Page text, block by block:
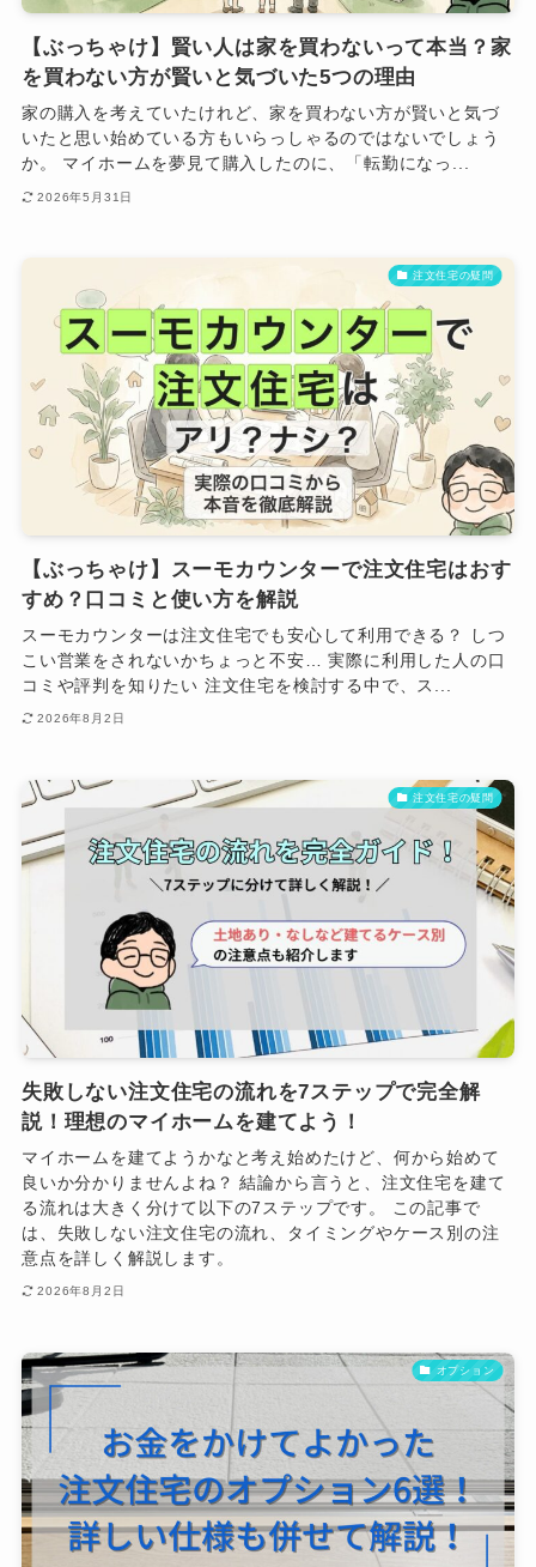
【ぶっちゃけ】賢い人は家を買わないって本当？家
を買わない方が賢いと気づいた5つの理由
家の購入を考えていたけれど、家を買わない方が賢いと気づ
いたと思い始めている方もいらっしゃるのではないでしょう
か。 マイホームを夢見て購入したのに、「転勤になっ...
2026年5月31日
注文住宅の疑問
【ぶっちゃけ】スーモカウンターで注文住宅はおす
すめ？口コミと使い方を解説
スーモカウンターは注文住宅でも安心して利用できる？ しつ
こい営業をされないかちょっと不安… 実際に利用した人の口
コミや評判を知りたい 注文住宅を検討する中で、ス...
2026年8月2日
注文住宅の疑問
失敗しない注文住宅の流れを7ステップで完全解
説！理想のマイホームを建てよう！
マイホームを建てようかなと考え始めたけど、何から始めて
良いか分かりませんよね？ 結論から言うと、注文住宅を建て
る流れは大きく分けて以下の7ステップです。 この記事で
は、失敗しない注文住宅の流れ、タイミングやケース別の注
意点を詳しく解説します。
2026年8月2日
オプション